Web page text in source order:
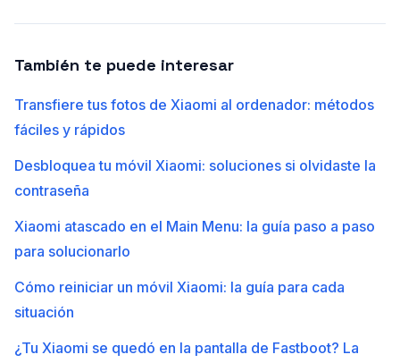
También te puede interesar
Transfiere tus fotos de Xiaomi al ordenador: métodos
fáciles y rápidos
Desbloquea tu móvil Xiaomi: soluciones si olvidaste la
contraseña
Xiaomi atascado en el Main Menu: la guía paso a paso
para solucionarlo
Cómo reiniciar un móvil Xiaomi: la guía para cada
situación
¿Tu Xiaomi se quedó en la pantalla de Fastboot? La